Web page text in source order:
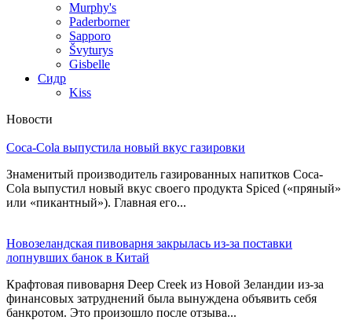
Murphy's
Paderborner
Sapporo
Švyturys
Gisbelle
Сидр
Kiss
Новости
Coca-Cola выпустила новый вкус газировки
Знаменитый производитель газированных напитков Coca-
Cola выпустил новый вкус своего продукта Spiced («пряный»
или «пикантный»). Главная его...
Новозеландская пивоварня закрылась из-за поставки
лопнувших банок в Китай
Крафтовая пивоварня Deep Creek из Новой Зеландии из-за
финансовых затруднений была вынуждена объявить себя
банкротом. Это произошло после отзыва...